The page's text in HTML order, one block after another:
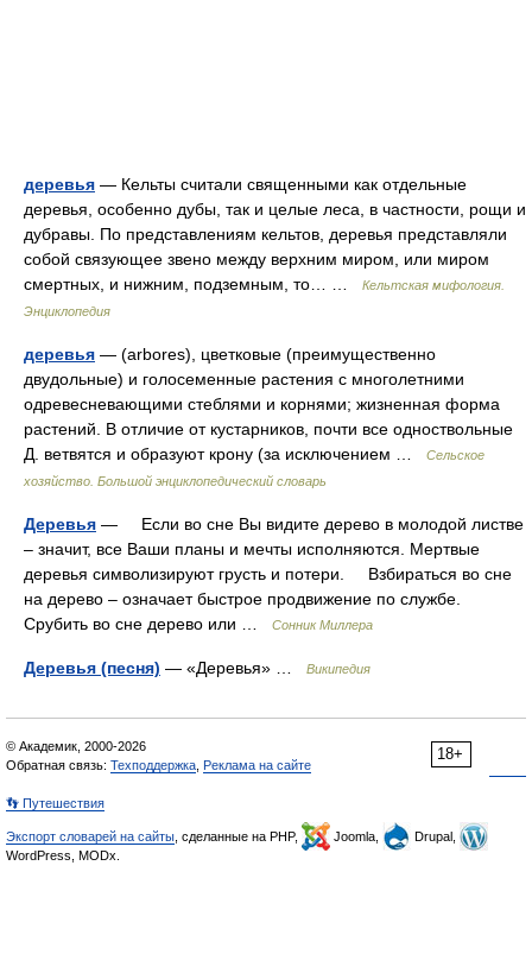
деревья — Кельты считали священными как отдельные
деревья, особенно дубы, так и целые леса, в частности, рощи и
дубравы. По представлениям кельтов, деревья представляли
собой связующее звено между верхним миром, или миром
смертных, и нижним, подземным, то… …
Кельтская мифология.
Энциклопедия
деревья — (arbores), цветковые (преимущественно
двудольные) и голосеменные растения с многолетними
одревесневающими стеблями и корнями; жизненная форма
растений. В отличие от кустарников, почти все одноствольные
Д. ветвятся и образуют крону (за исключением …
Сельское
хозяйство. Большой энциклопедический словарь
Деревья — Если во сне Вы видите дерево в молодой листве
– значит, все Ваши планы и мечты исполняются. Мертвые
деревья символизируют грусть и потери. Взбираться во сне
на дерево – означает быстрое продвижение по службе.
Срубить во сне дерево или …
Сонник Миллера
Деревья (песня) — «Деревья» … Википедия
18+
© Академик, 2000-2026
Обратная связь: Техподдержка Реклама на сайте
👣 Путешествия
Экспорт словарей на сайты , сделанные на PHP, Joomla,
Drupal,
WordPress, MODx.